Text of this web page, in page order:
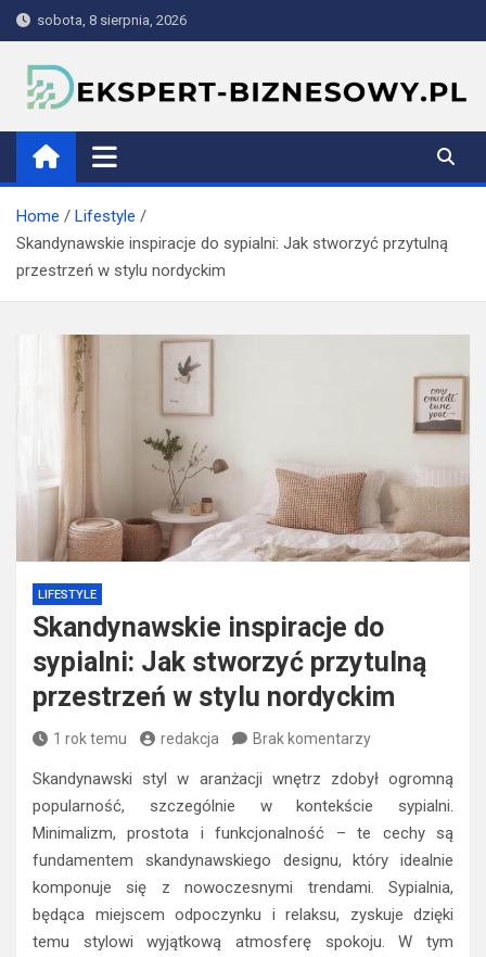
Skip
to
content
sobota, 8 sierpnia, 2026
ekspert-biznesowy.pl
Home
Lifestyle
Skandynawskie inspiracje do sypialni: Jak stworzyć przytulną
przestrzeń w stylu nordyckim
LIFESTYLE
Skandynawskie inspiracje do
sypialni: Jak stworzyć przytulną
przestrzeń w stylu nordyckim
1 rok temu redakcja Brak komentarzy
Skandynawski styl w aranżacji wnętrz zdobył ogromną
popularność, szczególnie w kontekście sypialni.
Minimalizm, prostota i funkcjonalność – te cechy są
fundamentem skandynawskiego designu, który idealnie
komponuje się z nowoczesnymi trendami. Sypialnia,
będąca miejscem odpoczynku i relaksu, zyskuje dzięki
temu stylowi wyjątkową atmosferę spokoju. W tym